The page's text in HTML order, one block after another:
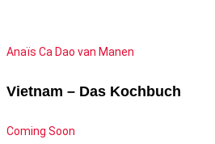
Anaïs Ca Dao van Manen
Vietnam – Das Kochbuch
Coming Soon